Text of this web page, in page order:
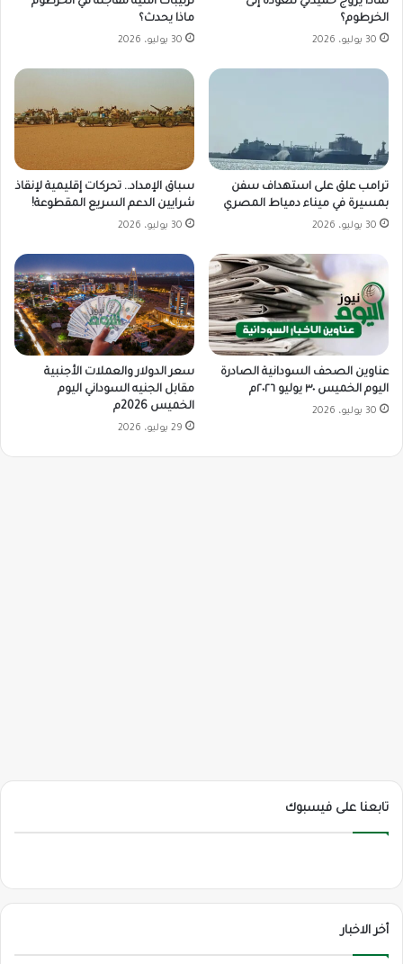
الخرطوم؟
30 يوليو، 2026
ماذا يحدث؟
30 يوليو، 2026
ترامب علق على استهداف سفن
بمسيرة في ميناء دمياط المصري
30 يوليو، 2026
سباق الإمداد.. تحركات إقليمية لإنقاذ
شرايين الدعم السريع المقطوعة!
30 يوليو، 2026
عناوين الصحف السودانية الصادرة
اليوم الخميس ٣٠ يوليو ٢٠٢٦م
30 يوليو، 2026
سعر الدولار والعملات الأجنبية
مقابل الجنيه السوداني اليوم
الخميس 2026م
29 يوليو، 2026
تابعنا على فيسبوك
أخر الاخبار